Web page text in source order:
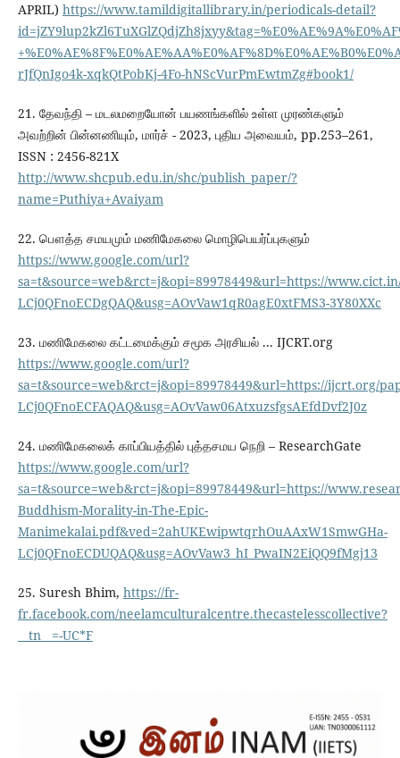
APRIL) https://www.tamildigitallibrary.in/periodicals-detail?
rJfQnIgo4k-xqkQtPobKj-4Fo-hNScVurPmEwtmZg#book1/
21. தேவந்தி – மடலமறையோன் பயணங்களில் உள்ள முரண்களும்
அவற்றின் பின்னணியும், மார்ச் - 2023, புதிய அவையம், pp.253–261,
ISSN : 2456-821X
http://www.shcpub.edu.in/shc/publish_paper/?
name=Puthiya+Avaiyam
22. பௌத்த சமயமும் மணிமேகலை மொழிபெயர்ப்புகளும்
https://www.google.com/url?
sa=t&source=web&rct=j&opi=89978449&url=https://
LCj0QFnoECDgQAQ&usg=AOvVaw1qR0agE0xtFMS3-3Y80XXc
23. மணிமேகலை கட்டமைக்கும் சமூக அரசியல் ... IJCRT.org
https://www.google.com/url?
sa=t&source=web&rct=j&opi=89978449&url=https://ijcrt.org/
LCj0QFnoECFAQAQ&usg=AOvVaw06AtxuzsfgsAEfdDvf2J0z
24. மணிமேகலைக் காப்பியத்தில் புத்தசமய நெறி – ResearchGate
https://www.google.com/url?
sa=t&source=web&rct=j&opi=89978449&url=https://
Buddhism-Morality-in-The-Epic-
Manimekalai.pdf&ved=2ahUKEwipwtqrhOuAAxW1SmwGHa-
LCj0QFnoECDUQAQ&usg=AOvVaw3_hI_PwaIN2EiQQ9fMgj13
25. Suresh Bhim, https://fr-
fr.facebook.com/neelamculturalcentre.thecastelesscollective?
__tn__=-UC*F